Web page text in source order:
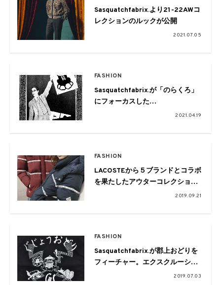
Sasquatchfabrix.より21-22AWコ
レクションのルックが公開
2021.07.05
FASHION
Sasquatchfabrix.が「のらくろ」
にフォーカスした
カプセルコレクションをリリース
2021.04.19
FASHION
LACOSTEから５ブランドとコラボ
を果たしたアウターコレクション
2019.09.21
FASHION
Sasquatchfabrix.が郡上おどりを
フィーチャー。エクスクルーシブ
2019.07.03